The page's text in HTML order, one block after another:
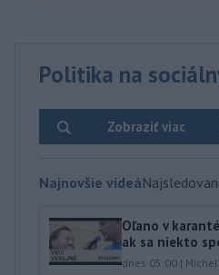
Politika na
Zobraziť viac
Najnovšie videá
Oľano v
ak sa niekto
dnes 05:00 |